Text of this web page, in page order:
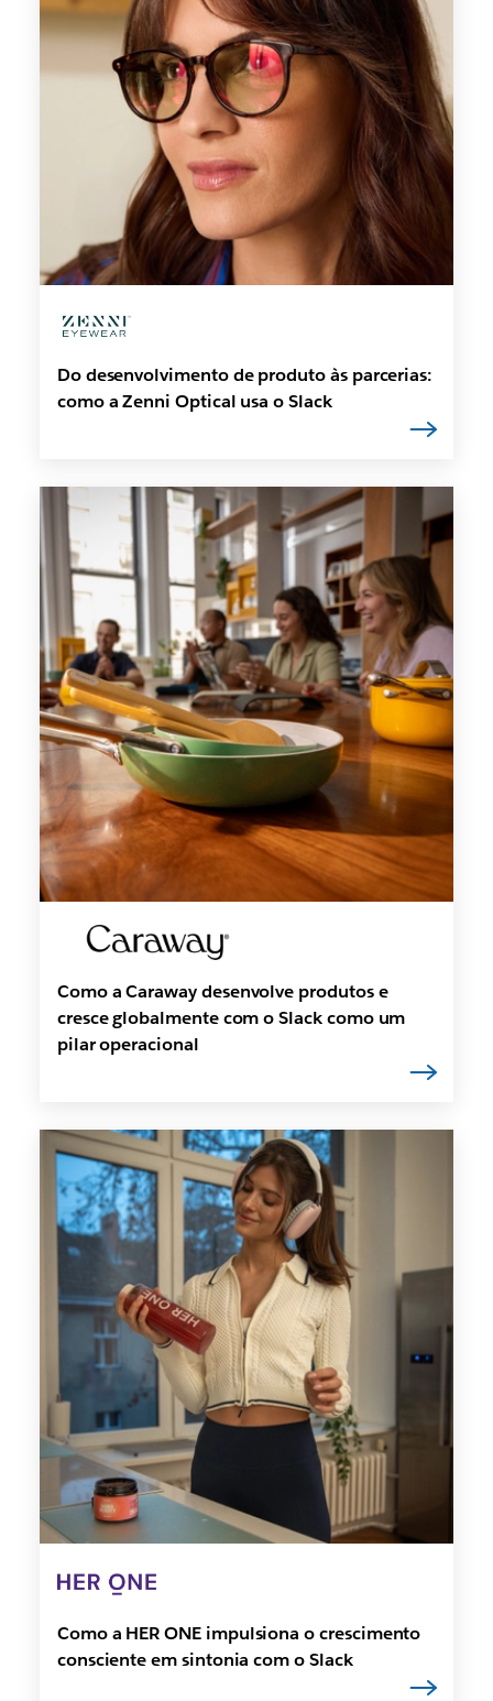
Do desenvolvimento de produto às parcerias:
como a Zenni Optical usa o Slack
Como a Caraway desenvolve produtos e
cresce globalmente com o Slack como um
pilar operacional
Como a HER ONE impulsiona o crescimento
consciente em sintonia com o Slack